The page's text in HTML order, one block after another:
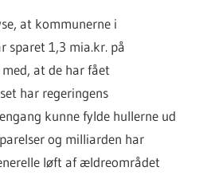
at kommunerne i
sparet 1,3 mia.kr. på
at de har fået
har regeringens
kunne fylde hullerne ud
og milliarden har
løft af ældreområdet